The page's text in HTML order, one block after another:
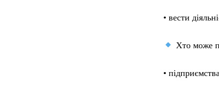
• вести
Хто може
•